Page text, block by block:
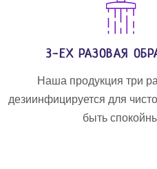
3-ЕХ РАЗОВАЯ
Наша продукция три
дезиинфицируется для
быть